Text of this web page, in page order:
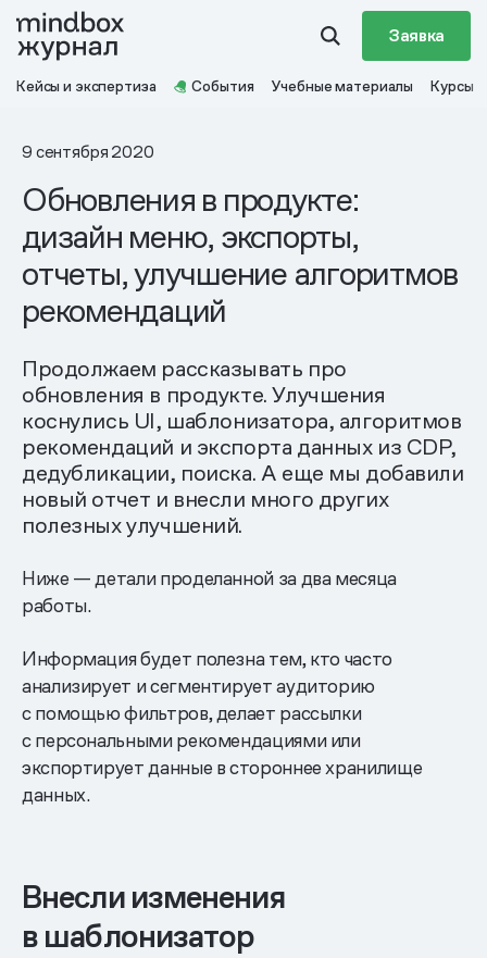
Заявка
Кейсы и экспертиза События Учебные материалы Курсы
9 сентября 2020
Обновления в продукте:
дизайн меню, экспорты,
отчеты, улучшение алгоритмов
рекомендаций
Продолжаем рассказывать про
обновления в продукте. Улучшения
коснулись UI, шаблонизатора, алгоритмов
рекомендаций и экспорта данных из CDP,
дедубликации, поиска. А еще мы добавили
новый отчет и внесли много других
полезных улучшений.
Ниже — детали проделанной за два месяца
работы.
Информация будет полезна тем, кто часто
анализирует и сегментирует аудиторию
с помощью фильтров, делает рассылки
с персональными рекомендациями или
экспортирует данные в стороннее хранилище
данных.
Внесли изменения
в шаблонизатор